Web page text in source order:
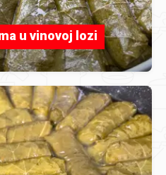
u vinovoj lozi